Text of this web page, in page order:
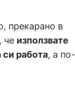
прекарано в
че използвате
си работа, а по-